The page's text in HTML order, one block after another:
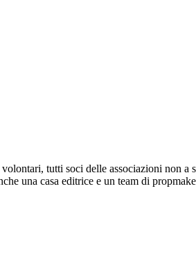
tutti soci delle associazioni
una casa editrice e un team di